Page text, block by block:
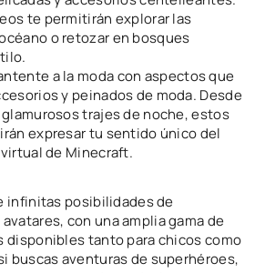
te permitirán explorar las
o retozar en bosques
a la moda con aspectos que
y peinados de moda. Desde
trajes de noche, estos
expresar tu sentido único del
de Minecraft.
infinitas posibilidades de
con una amplia gama de
disponibles tanto para chicos como
buscas aventuras de superhéroes,